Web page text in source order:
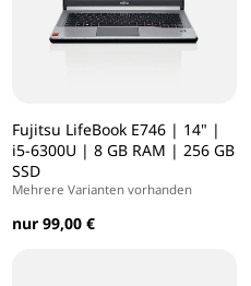
Fujitsu LifeBook E746 | 14" |
i5-6300U | 8 GB RAM | 256 GB
SSD
Mehrere Varianten vorhanden
nur 99,00 €